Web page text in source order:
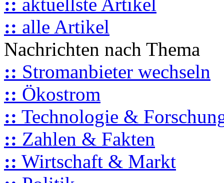
:: alle Artikel
Nachrichten nach Thema
:: Stromanbieter wechseln
:: Ökostrom
:: Technologie &
:: Zahlen & Fakten
:: Wirtschaft & Markt